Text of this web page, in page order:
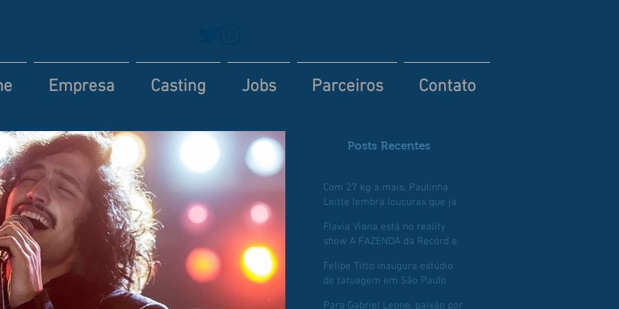
Empresa Casting Jobs Parceiros Contato
Posts Recentes
Com 27 kg a mais, Paulinha
Leitte lembra loucuras que já
Flavia Viana está no reality
show A FAZENDA da Record e
Felipe Titto inaugura estúdio
de tatuagem em São Paulo
Para Gabriel Leone, paixão por